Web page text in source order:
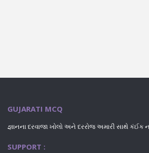
GUJARATI MCQ
જ્ઞાનના દરવાજા ખોલો અને દરરોજ અમારી સાથે કંઈક
SUPPORT :